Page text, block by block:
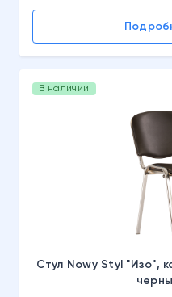
В наличии
Стул Nowy Styl "Изо",